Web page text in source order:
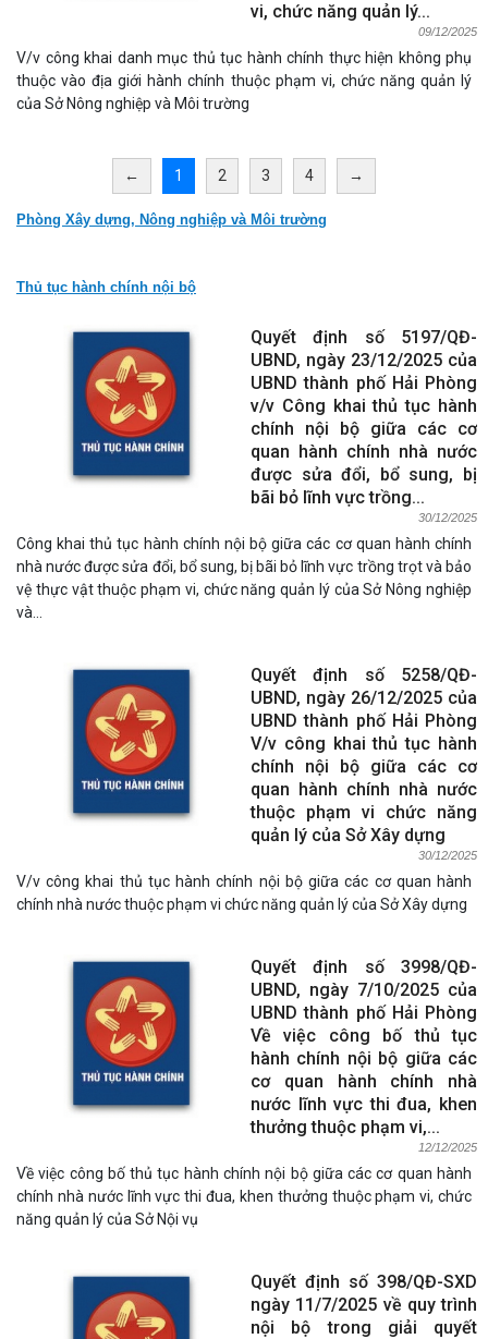
vi, chức năng quản lý...
09/12/2025
V/v công khai danh mục thủ tục hành chính thực hiện không phụ
thuộc vào địa giới hành chính thuộc phạm vi, chức năng quản lý
của Sở Nông nghiệp và Môi trường
← 1 2 3 4 →
Phòng Xây dựng, Nông nghiệp và Môi trường
Thủ tục hành chính nội bộ
Quyết định số 5197/QĐ-
UBND, ngày 23/12/2025 của
UBND thành phố Hải Phòng
v/v Công khai thủ tục hành
chính nội bộ giữa các cơ
quan hành chính nhà nước
được sửa đổi, bổ sung, bị
bãi bỏ lĩnh vực trồng...
30/12/2025
Công khai thủ tục hành chính nội bộ giữa các cơ quan hành chính
nhà nước được sửa đổi, bổ sung, bị bãi bỏ lĩnh vực trồng trọt và bảo
vệ thực vật thuộc phạm vi, chức năng quản lý của Sở Nông nghiệp
và...
Quyết định số 5258/QĐ-
UBND, ngày 26/12/2025 của
UBND thành phố Hải Phòng
V/v công khai thủ tục hành
chính nội bộ giữa các cơ
quan hành chính nhà nước
thuộc phạm vi chức năng
quản lý của Sở Xây dựng
30/12/2025
V/v công khai thủ tục hành chính nội bộ giữa các cơ quan hành
chính nhà nước thuộc phạm vi chức năng quản lý của Sở Xây dựng
Quyết định số 3998/QĐ-
UBND, ngày 7/10/2025 của
UBND thành phố Hải Phòng
Về việc công bố thủ tục
hành chính nội bộ giữa các
cơ quan hành chính nhà
nước lĩnh vực thi đua, khen
thưởng thuộc phạm vi,...
12/12/2025
Về việc công bố thủ tục hành chính nội bộ giữa các cơ quan hành
chính nhà nước lĩnh vực thi đua, khen thưởng thuộc phạm vi, chức
năng quản lý của Sở Nội vụ
Quyết định số 398/QĐ-SXD
ngày 11/7/2025 về quy trình
nội bộ trong giải quyết